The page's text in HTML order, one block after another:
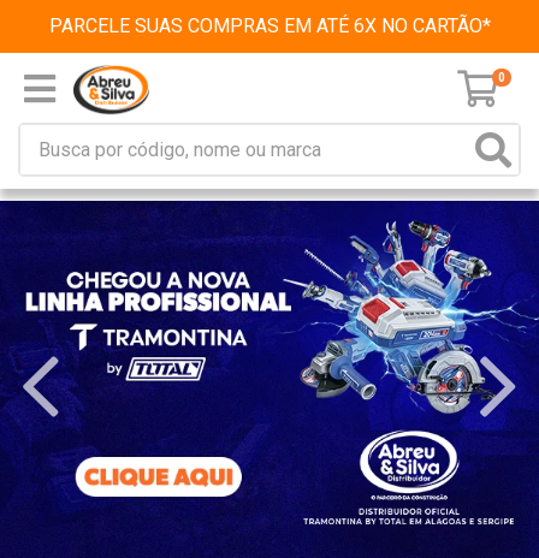
PARCELE SUAS COMPRAS EM ATÉ 6X NO CARTÃO*
0